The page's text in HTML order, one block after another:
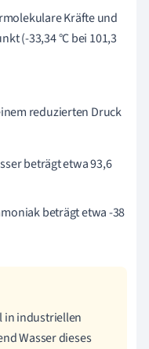
Kräfte und
(-33,34 °C bei 101,3
reduzierten Druck
beträgt etwa 93,6
beträgt etwa -38
in industriellen
Wasser dieses